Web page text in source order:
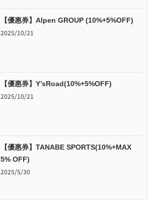
【優惠券】Alpen GROUP (10%+5%OFF)
2025/10/21
【優惠券】Y’sRoad(10%+5%OFF)
2025/10/21
【優惠券】TANABE SPORTS(10%+MAX
5% OFF)
2025/5/30